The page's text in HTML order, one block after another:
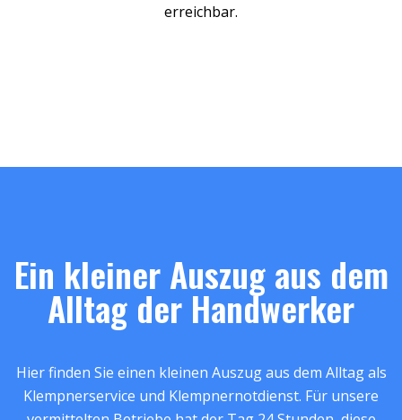
erreichbar.
Ein kleiner Auszug aus dem
Alltag der Handwerker
Hier finden Sie einen kleinen Auszug aus dem Alltag als
Klempnerservice und Klempnernotdienst. Für unsere